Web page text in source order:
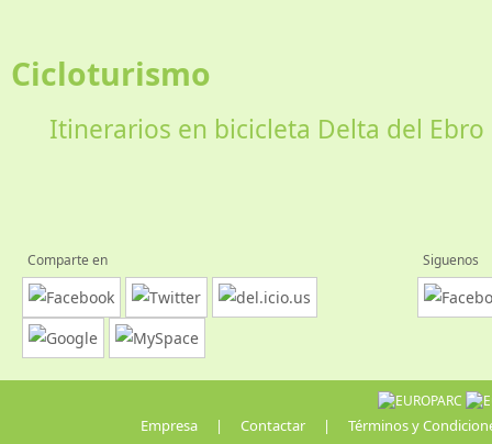
Cicloturismo
Itinerarios en bicicleta Delta del Ebro
Comparte en Siguenos
Empresa | Contactar | Términos y